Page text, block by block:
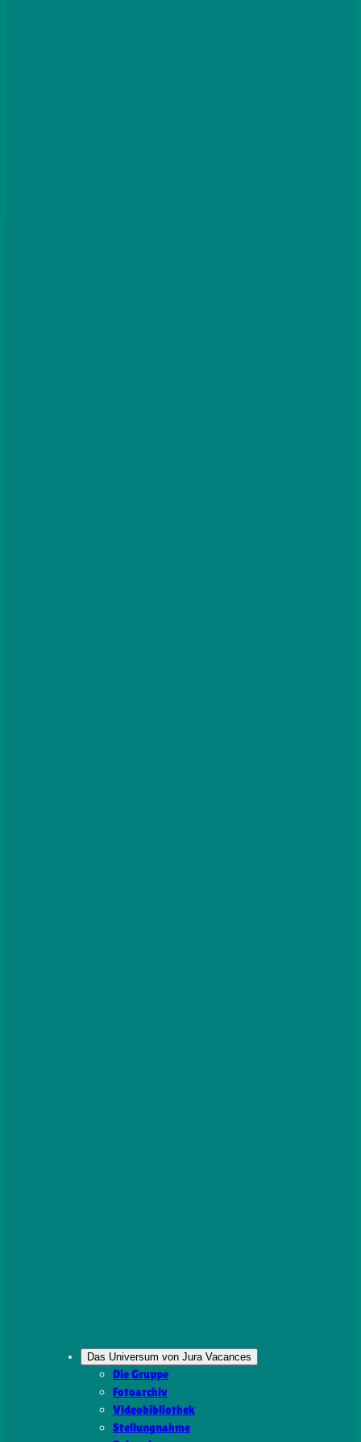
Das Universum von Jura Vacances
Die Gruppe
Fotoarchiv
Videobibliothek
Stellungnahme